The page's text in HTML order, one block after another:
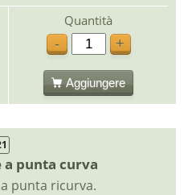
Quantità
-
+
Aggiungere
a punta curva
punta ricurva.